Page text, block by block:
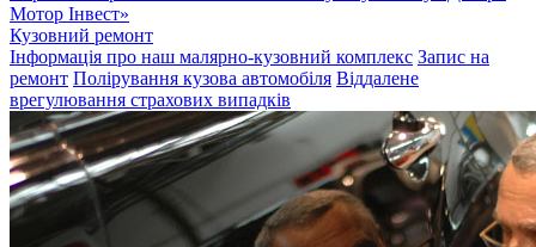
Мотор Інвест»
Кузовний ремонт
Інформація про наш малярно-кузовний комплекс Запис на
ремонт Полірування кузова автомобіля Віддалене
врегулювання страхових випадків